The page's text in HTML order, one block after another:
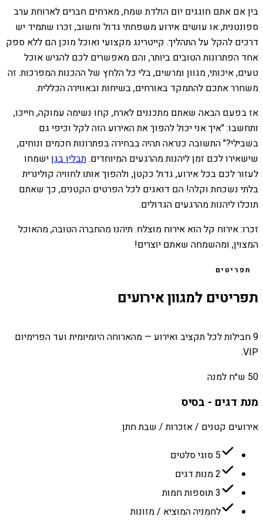
בין אם אתם חוגגים יום הולדת שמח, מארחים חברים לארוחת ערב
ספונטנית, או עושים אירוע משפחתי גדול וחשוב, זכרו שתמיד יש
דרכים להקל על התהליך. קייטרינג מקצועי ואוכל מוכן הם ללא ספק
אחד הפתרונות הטובים ביותר, והם מאפשרים לכם להגיש אוכל
טעים, איכותי, מגוון ומרשים, בלי כל הלחץ של ההכנות המפרכות. זה
משחרר אתכם להתמקד באורחים, בשיחות ובאווירה הכללית.
אז בפעם הבאה שאתם מתכננים לארח, קחו נשימה עמוקה, חייכו,
ותחשבו: "איך אני יכול להפוך את האירוע הזה לקל וכיפי גם
בשבילי?" התשובה כנראה תהיה בבחירה בפתרונות חכמים ונוחים,
שישאירו לכם זמן ליהנות מהרגעים המיוחדים.תבלין בגןישמחו
לעזור לכם בכל אירוע, גדול כקטן, ולהפוך אותו לחוויה קולינרית
בלתי נשכחת וקלה! הם דואגים לכל הפרטים הקטנים, כך שאתם
תוכלו ליהנות מהרגעים הגדולים.
זכרו: אירוח קל הוא אירוח מוצלח. תיהנו מהחברה הטובה, מהאוכל
המצוין, ומהשמחה שאתם יוצרים!
תפריטים
תפריטים למגוון אירועים
9 חבילות לכל תקציב ואירוע — מהארוחה היומיומית ועד הפרימיום
VIP.
50 ש״ח למנה
מנת דגים - בסיס
אירועים קטנים / אזכרות / שבת חתן
5 סוגי סלטים
2 מנות דגים
3 תוספות חמות
לחמניה המוציא / מזונות